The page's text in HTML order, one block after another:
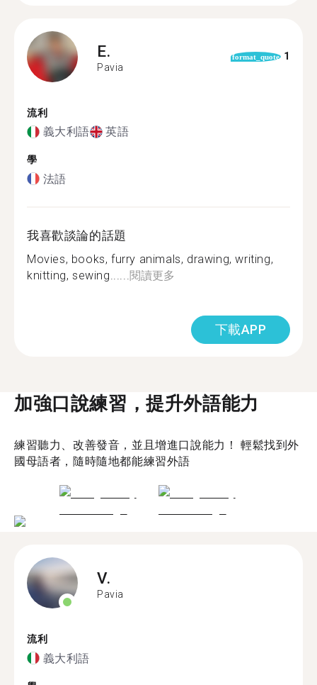
E.
Pavia
format_quote 1
流利
義大利語 英語
學
法語
我喜歡談論的話題
Movies, books, furry animals, drawing, writing,
knitting, sewing...... 閱讀更多
下載APP
加強口說練習，提升外語能力
練習聽力、改善發音，並且增進口說能力！ 輕鬆找到外
國母語者，隨時隨地都能練習外語
V.
Pavia
流利
義大利語